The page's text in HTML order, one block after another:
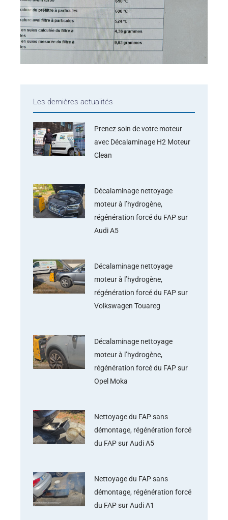
Les dernières actualités
Prenez soin de votre moteur
avec Décalaminage H2 Moteur
Clean
Décalaminage nettoyage
moteur à l’hydrogène,
régénération forcé du FAP sur
Audi A5
Décalaminage nettoyage
moteur à l’hydrogène,
régénération forcé du FAP sur
Volkswagen Touareg
Décalaminage nettoyage
moteur à l’hydrogène,
régénération forcé du FAP sur
Opel Moka
Nettoyage du FAP sans
démontage, régénération forcé
du FAP sur Audi A5
Nettoyage du FAP sans
démontage, régénération forcé
du FAP sur Audi A1